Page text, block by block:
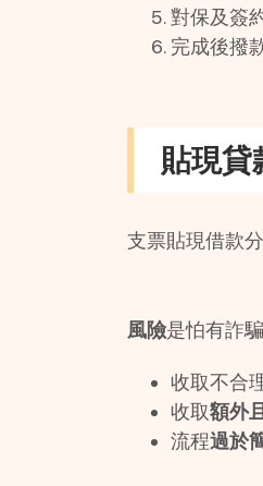
對保及簽
完成後撥
貼現貸
支票貼現借款
風險是怕有詐
收取不合
收取額外
流程過於